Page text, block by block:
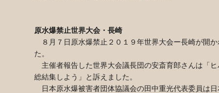
原水爆禁止世界大会・長崎
８月７日原水爆禁止２０１９年世界大会ー長崎が開
た。
主催者報告した世界大会議長団の安斎育郎さんは「
総結集しよう」と訴えました。
日本原水爆被害者団体協議会の田中重光代表委員は